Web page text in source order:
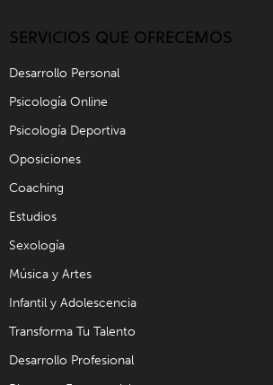
SERVICIOS QUE OFRECEMOS
Desarrollo Personal
Psicología Online
Psicología Deportiva
Oposiciones
Coaching
Estudios
Sexología
Música y Artes
Infantil y Adolescencia
Transforma Tu Talento
Desarrollo Profesional